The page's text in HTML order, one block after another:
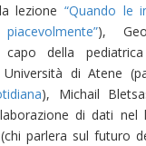
lezione “Quando le
),
capo della
Università di Atene
), Michail
di dati
parlera sul futuro